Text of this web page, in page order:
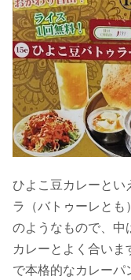
ひよこ豆カレーとい
ラ（バトゥーレとも
のようなもので、中
カレーとよく合いま
で本格的なカレーパ